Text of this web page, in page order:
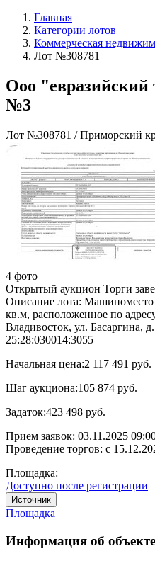
Главная
Категории лотов
Коммерческая
Лот №308781
Ооо "евразийский
№3
Лот №308781 / Приморский
4 фото
Открытый аукцион Торги
Описание лота:
кв.м, расположенное по
Владивосток, ул. Басаргина,
25:28:030014:3055
Начальная цена:2 117 491 руб.
Шаг аукциона:105 874 руб.
Задаток:423 498 руб.
Прием заявок: 03.11.2025
Проведение торгов: с
Площадка:
Доступно после регистрации
Источник
Площадка
Информация об